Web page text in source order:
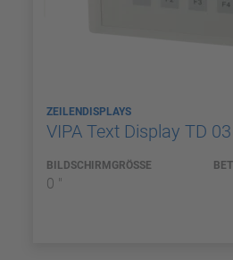
ZEILENDISPLAYS
VIPA Text Display TD
BILDSCHIRMGRÖSSE
0 "